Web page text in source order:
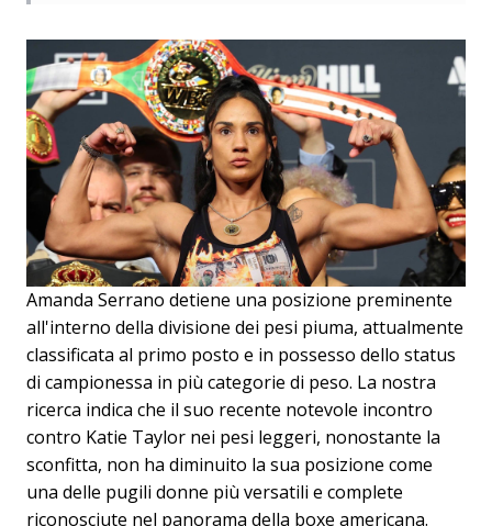
Amanda Serrano detiene una posizione preminente
all'interno della divisione dei pesi piuma, attualmente
classificata al primo posto e in possesso dello status
di campionessa in più categorie di peso. La nostra
ricerca indica che il suo recente notevole incontro
contro Katie Taylor nei pesi leggeri, nonostante la
sconfitta, non ha diminuito la sua posizione come
una delle pugili donne più versatili e complete
riconosciute nel panorama della boxe americana.